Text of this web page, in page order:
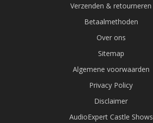
Verzenden & retourneren
Betaalmethoden
Over ons
Sitemap
Algemene voorwaarden
Privacy Policy
Disclaimer
AudioExpert Castle Shows